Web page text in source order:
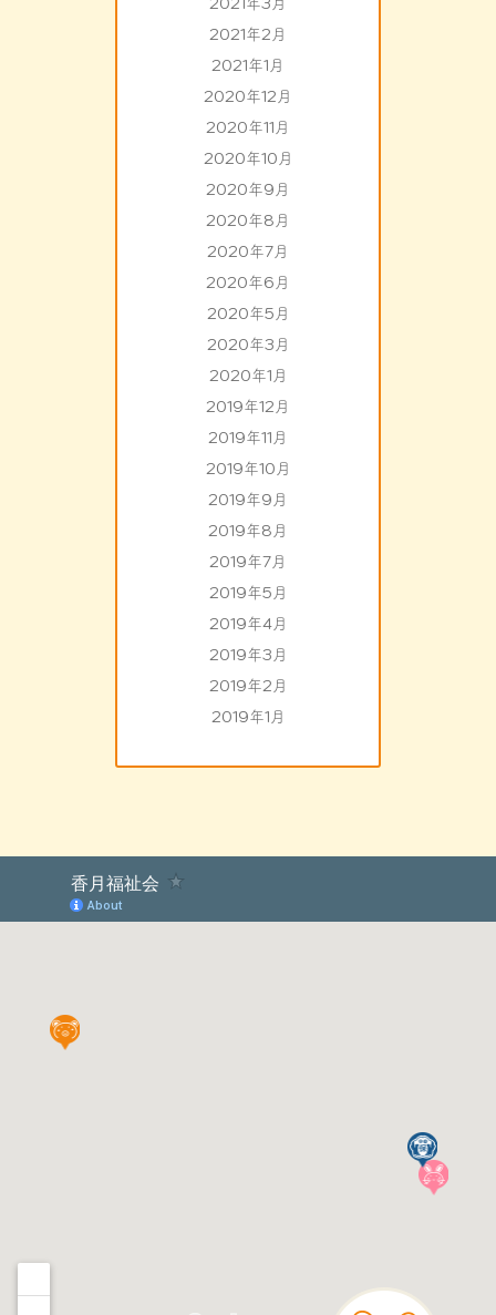
2021年2月
2021年1月
2020年12月
2020年11月
2020年10月
2020年9月
2020年8月
2020年7月
2020年6月
2020年5月
2020年3月
2020年1月
2019年12月
2019年11月
2019年10月
2019年9月
2019年8月
2019年7月
2019年5月
2019年4月
2019年3月
2019年2月
2019年1月